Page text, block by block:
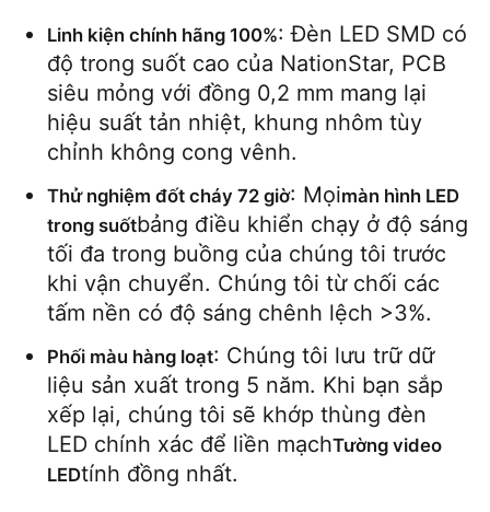
Linh kiện chính hãng 100%: Đèn LED SMD có
độ trong suốt cao của NationStar, PCB
siêu mỏng với đồng 0,2 mm mang lại
hiệu suất tản nhiệt, khung nhôm tùy
chỉnh không cong vênh.
Thử nghiệm đốt cháy 72 giờ: Mọimàn hình LED
trong suốtbảng điều khiển chạy ở độ sáng
tối đa trong buồng của chúng tôi trước
khi vận chuyển. Chúng tôi từ chối các
tấm nền có độ sáng chênh lệch >3%.
Phối màu hàng loạt: Chúng tôi lưu trữ dữ
liệu sản xuất trong 5 năm. Khi bạn sắp
xếp lại, chúng tôi sẽ khớp thùng đèn
LED chính xác để liền mạchTường video
LEDtính đồng nhất.